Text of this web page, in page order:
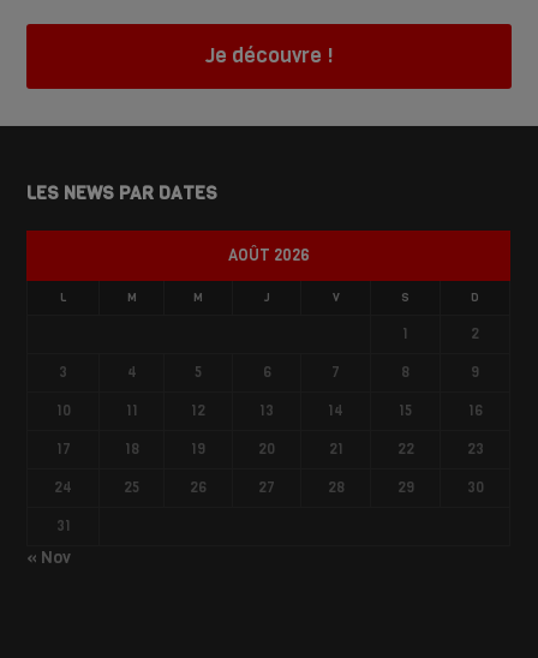
Je découvre !
LES NEWS PAR DATES
AOÛT 2026
L M M J V S D
1
2
3
4 5 6 7 8
9
10
11 12 13 14 15
16
17
18 19 20 21 22
23
24
25 26 27 28 29
30
31
« Nov